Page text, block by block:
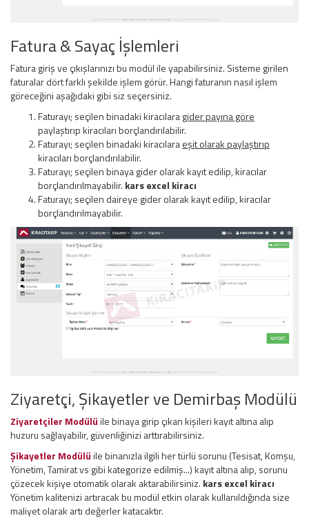
Fatura & Sayaç İşlemleri
Fatura giriş ve çıkışlarınızı bu modül ile yapabilirsiniz. Sisteme girilen
faturalar dört farklı şekilde işlem görür. Hangi faturanın nasıl işlem
göreceğini aşağıdaki gibi siz seçersiniz.
Faturayı; seçilen binadaki kiracılaragider payına göre
paylaştırıp kiracıları borçlandırılabilir.
Faturayı; seçilen binadaki kiracılaraeşit olarak paylaştırıp
kiracıları borçlandırılabilir.
Faturayı; seçilen binaya gider olarak kayıt edilip, kiracılar
borçlandırılmayabilir. kars excel kiracı
Faturayı; seçilen daireye gider olarak kayıt edilip, kiracılar
borçlandırılmayabilir.
Ziyaretçi, Şikayetler ve Demirbaş Modülü
Ziyaretçiler Modülüile binaya girip çıkan kişileri kayıt altına alıp
huzuru sağlayabilir, güvenliğinizi arttırabilirsiniz.
Şikayetler Modülüile binanızla ilgili her türlü sorunu (Tesisat, Komşu,
Yönetim, Tamirat vs gibi kategorize edilmiş...) kayıt altına alıp, sorunu
çözecek kişiye otomatik olarak aktarabilirsiniz. kars excel kiracı
Yönetim kalitenizi artıracak bu modül etkin olarak kullanıldığında size
maliyet olarak artı değerler katacaktır.